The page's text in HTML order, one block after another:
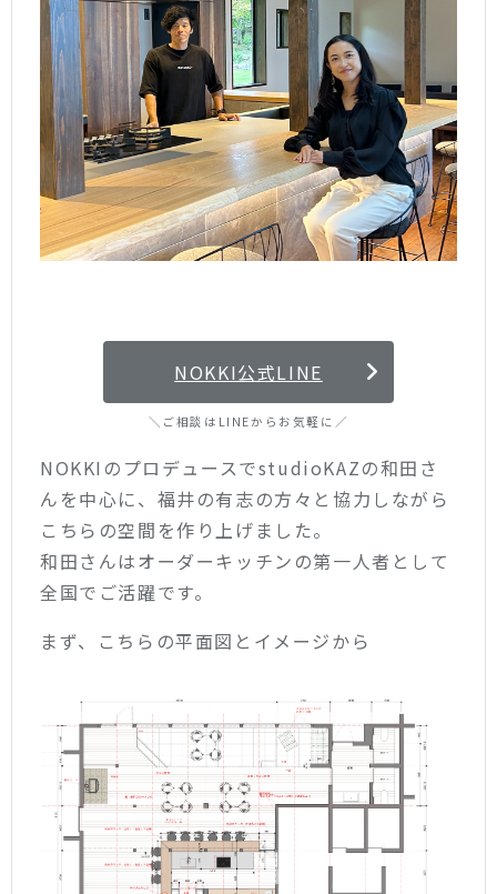
NOKKI公式LINE
＼ご相談はLINEからお気軽に／
NOKKIのプロデュースでstudioKAZの和田さ
んを中心に、福井の有志の方々と協力しながら
こちらの空間を作り上げました。
和田さんはオーダーキッチンの第一人者として
全国でご活躍です。
まず、こちらの平面図とイメージから